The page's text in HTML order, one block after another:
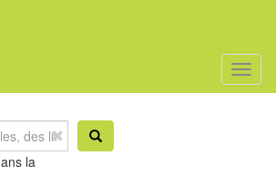
la